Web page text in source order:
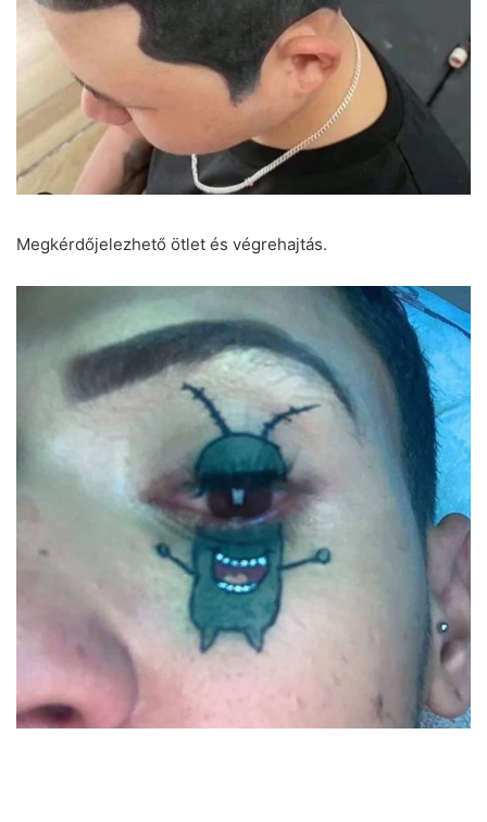
Megkérdőjelezhető ötlet és végrehajtás.